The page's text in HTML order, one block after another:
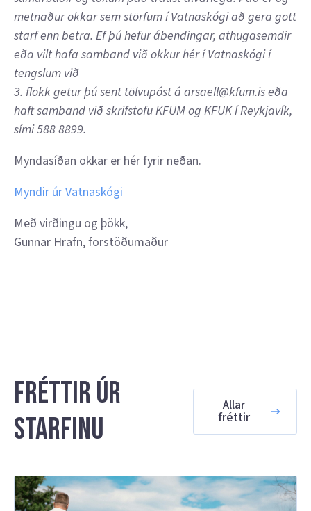
metnaður okkar sem störfum í Vatnaskógi að gera gott
starf enn betra. Ef þú hefur ábendingar, athugasemdir
eða vilt hafa samband við okkur hér í Vatnaskógi í
tengslum við
3. flokk getur þú sent tölvupóst á arsaell@kfum.iseða
haft samband við skrifstofu KFUM og KFUK í Reykjavík,
sími 588 8899.
Myndasíðan okkar er hér fyrir neðan.
Myndir úr Vatnaskógi
Með virðingu og þökk,
Gunnar Hrafn, forstöðumaður
Fréttir úr
starfinu
Allar
fréttir